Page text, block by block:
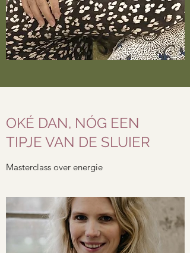
OKÉ DAN, NÓG EEN
TIPJE VAN DE SLUIER
Masterclass over energie